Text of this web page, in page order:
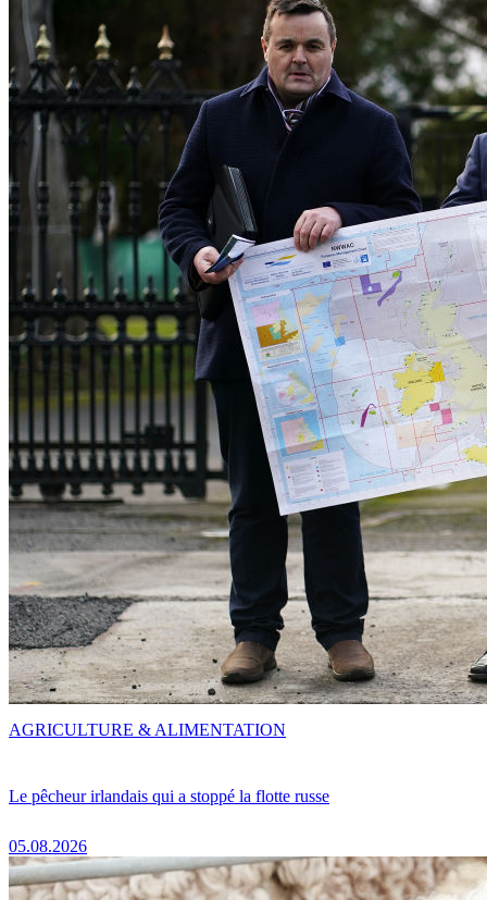
Le pêcheur irlandais qui a stoppé la flotte russe
05.08.2026
AGRICULTURE & ALIMENTATION